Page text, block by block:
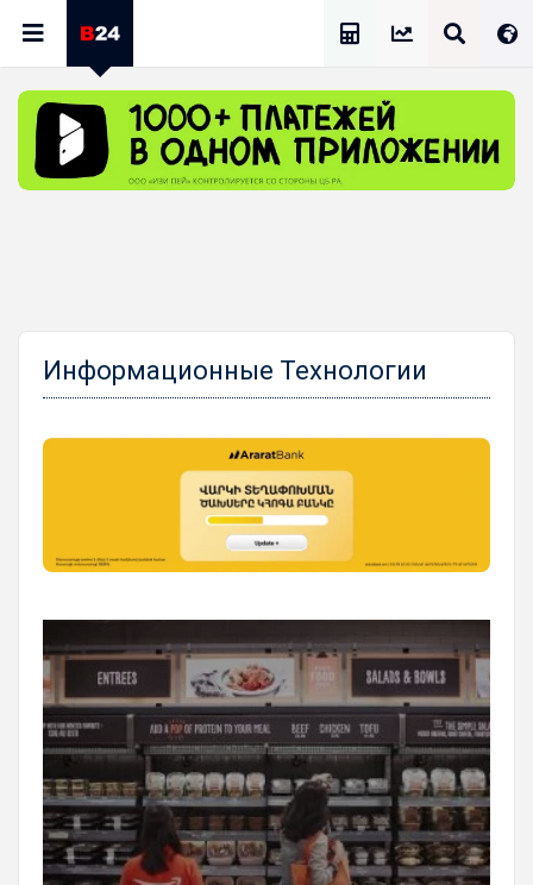
Информационные Технологии